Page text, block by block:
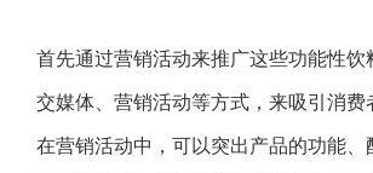
首先通过营销活动来推广这些功能性饮
交媒体、营销活动等方式，来吸引消费
在营销活动中，可以突出产品的功能、